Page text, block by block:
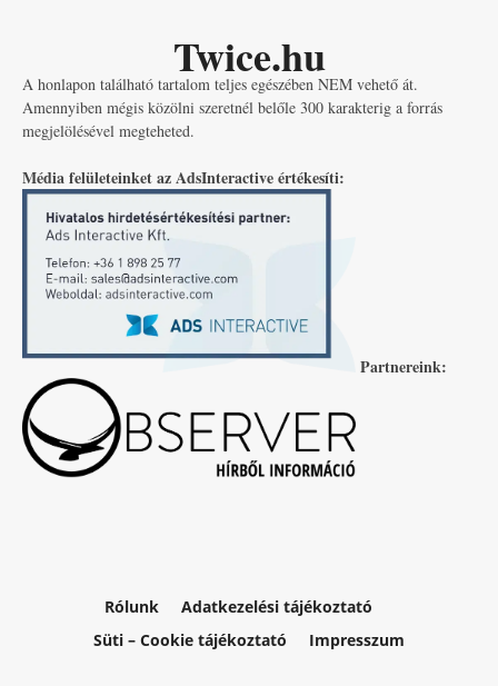
Twice.hu
A honlapon található tartalom teljes egészében NEM vehető át.
Amennyiben mégis közölni szeretnél belőle 300 karakterig a forrás
megjelölésével megteheted.
Média felületeinket az AdsInteractive értékesíti:
Partnereink:
Rólunk
Adatkezelési tájékoztató
Süti – Cookie tájékoztató
Impresszum